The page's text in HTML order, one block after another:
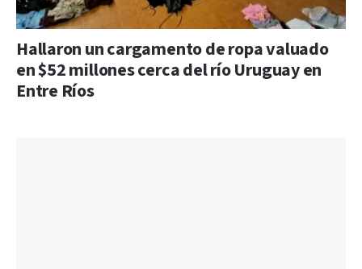
Hallaron un cargamento de ropa valuado
en $52 millones cerca del río Uruguay en
Entre Ríos